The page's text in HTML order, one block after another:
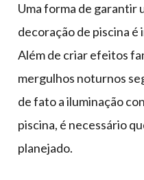
Uma forma de garantir
decoração de piscina é
Além de criar efeitos
mergulhos noturnos
de fato a iluminação
piscina, é necessário
planejado.